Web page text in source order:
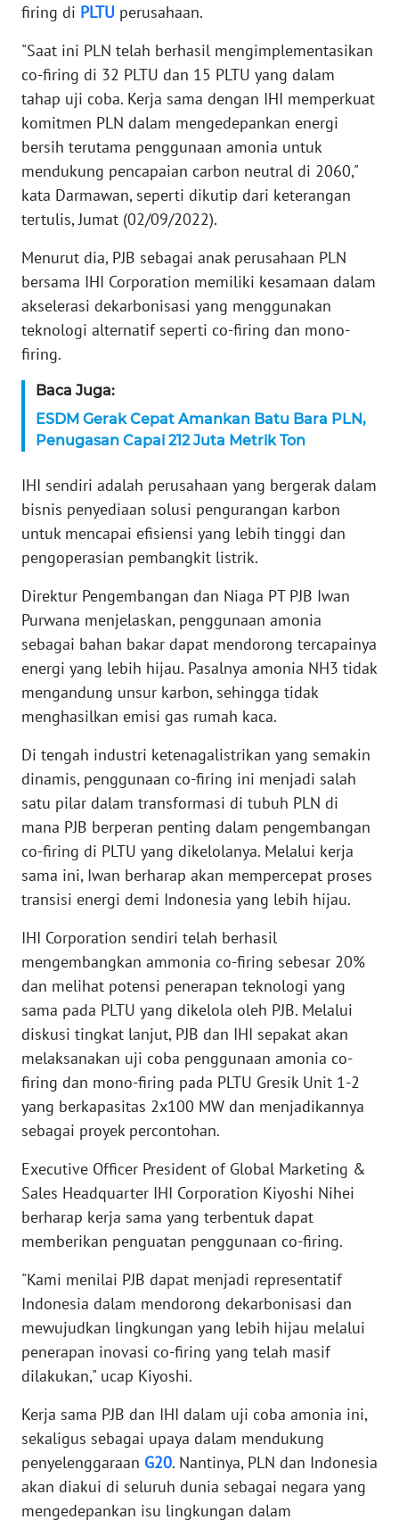
firing di PLTU perusahaan.
"Saat ini PLN telah berhasil mengimplementasikan
co-firing di 32 PLTU dan 15 PLTU yang dalam
tahap uji coba. Kerja sama dengan IHI memperkuat
komitmen PLN dalam mengedepankan energi
bersih terutama penggunaan amonia untuk
mendukung pencapaian carbon neutral di 2060,"
kata Darmawan, seperti dikutip dari keterangan
tertulis, Jumat (02/09/2022).
Menurut dia, PJB sebagai anak perusahaan PLN
bersama IHI Corporation memiliki kesamaan dalam
akselerasi dekarbonisasi yang menggunakan
teknologi alternatif seperti co-firing dan mono-
firing.
Baca Juga:
ESDM Gerak Cepat Amankan Batu Bara PLN,
Penugasan Capai 212 Juta Metrik Ton
IHI sendiri adalah perusahaan yang bergerak dalam
bisnis penyediaan solusi pengurangan karbon
untuk mencapai efisiensi yang lebih tinggi dan
pengoperasian pembangkit listrik.
Direktur Pengembangan dan Niaga PT PJB Iwan
Purwana menjelaskan, penggunaan amonia
sebagai bahan bakar dapat mendorong tercapainya
energi yang lebih hijau. Pasalnya amonia NH3 tidak
mengandung unsur karbon, sehingga tidak
menghasilkan emisi gas rumah kaca.
Di tengah industri ketenagalistrikan yang semakin
dinamis, penggunaan co-firing ini menjadi salah
satu pilar dalam transformasi di tubuh PLN di
mana PJB berperan penting dalam pengembangan
co-firing di PLTU yang dikelolanya. Melalui kerja
sama ini, Iwan berharap akan mempercepat proses
transisi energi demi Indonesia yang lebih hijau.
IHI Corporation sendiri telah berhasil
mengembangkan ammonia co-firing sebesar 20%
dan melihat potensi penerapan teknologi yang
sama pada PLTU yang dikelola oleh PJB. Melalui
diskusi tingkat lanjut, PJB dan IHI sepakat akan
melaksanakan uji coba penggunaan amonia co-
firing dan mono-firing pada PLTU Gresik Unit 1-2
yang berkapasitas 2x100 MW dan menjadikannya
sebagai proyek percontohan.
Executive Officer President of Global Marketing &
Sales Headquarter IHI Corporation Kiyoshi Nihei
berharap kerja sama yang terbentuk dapat
memberikan penguatan penggunaan co-firing.
"Kami menilai PJB dapat menjadi representatif
Indonesia dalam mendorong dekarbonisasi dan
mewujudkan lingkungan yang lebih hijau melalui
penerapan inovasi co-firing yang telah masif
dilakukan," ucap Kiyoshi.
Kerja sama PJB dan IHI dalam uji coba amonia ini,
sekaligus sebagai upaya dalam mendukung
penyelenggaraan G20. Nantinya, PLN dan Indonesia
akan diakui di seluruh dunia sebagai negara yang
mengedepankan isu lingkungan dalam
NTT
WN
KEPRI
WN
PAPUA
WN
PAPUA
WN
RIAU
WN
SERAMBI
WN
JAMBI
WN
SULTRA
NTB
WN
SULBAR
BABEL
WN
SUMBAR
WN
SUMSEL
WN
BENGKULU
WN
LAMPUNG
JATENG
WN
NUSANTARA
WN
JOGJA
WN
BALI
KALBAR
WN
KALTENG